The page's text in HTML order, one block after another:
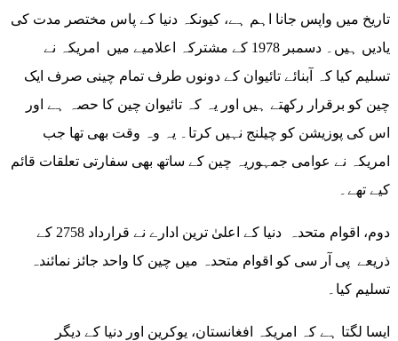
تاریخ میں واپس جانا اہم ہے، کیونکہ دنیا کے پاس مختصر مدت کی
یادیں ہیں۔ دسمبر 1978 کے مشترکہ اعلامیے میں امریکہ نے
تسلیم کیا کہ آبنائے تائیوان کے دونوں طرف تمام چینی صرف ایک
چین کو برقرار رکھتے ہیں اور یہ کہ تائیوان چین کا حصہ ہے اور
اس کی پوزیشن کو چیلنج نہیں کرتا۔ یہ وہ وقت بھی تھا جب
امریکہ نے عوامی جمہوریہ چین کے ساتھ بھی سفارتی تعلقات قائم
کیے تھے۔
دوم، اقوام متحدہ دنیا کے اعلیٰ ترین ادارے نے قرارداد 2758 کے
ذریعے پی آر سی کو اقوام متحدہ میں چین کا واحد جائز نمائندہ
تسلیم کیا۔
ایسا لگتا ہے کہ امریکہ افغانستان، یوکرین اور دنیا کے دیگر